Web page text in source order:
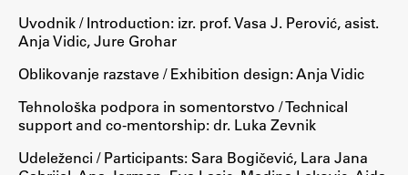
Uvodnik / Introduction: izr. prof. Vasa J. Perović, asist.
Anja Vidic, Jure Grohar
Oblikovanje razstave / Exhibition design: Anja Vidic
Tehnološka podpora in somentorstvo / Technical
support and co-mentorship: dr. Luka Zevnik
Udeleženci / Participants: Sara Bogičević, Lara Jana